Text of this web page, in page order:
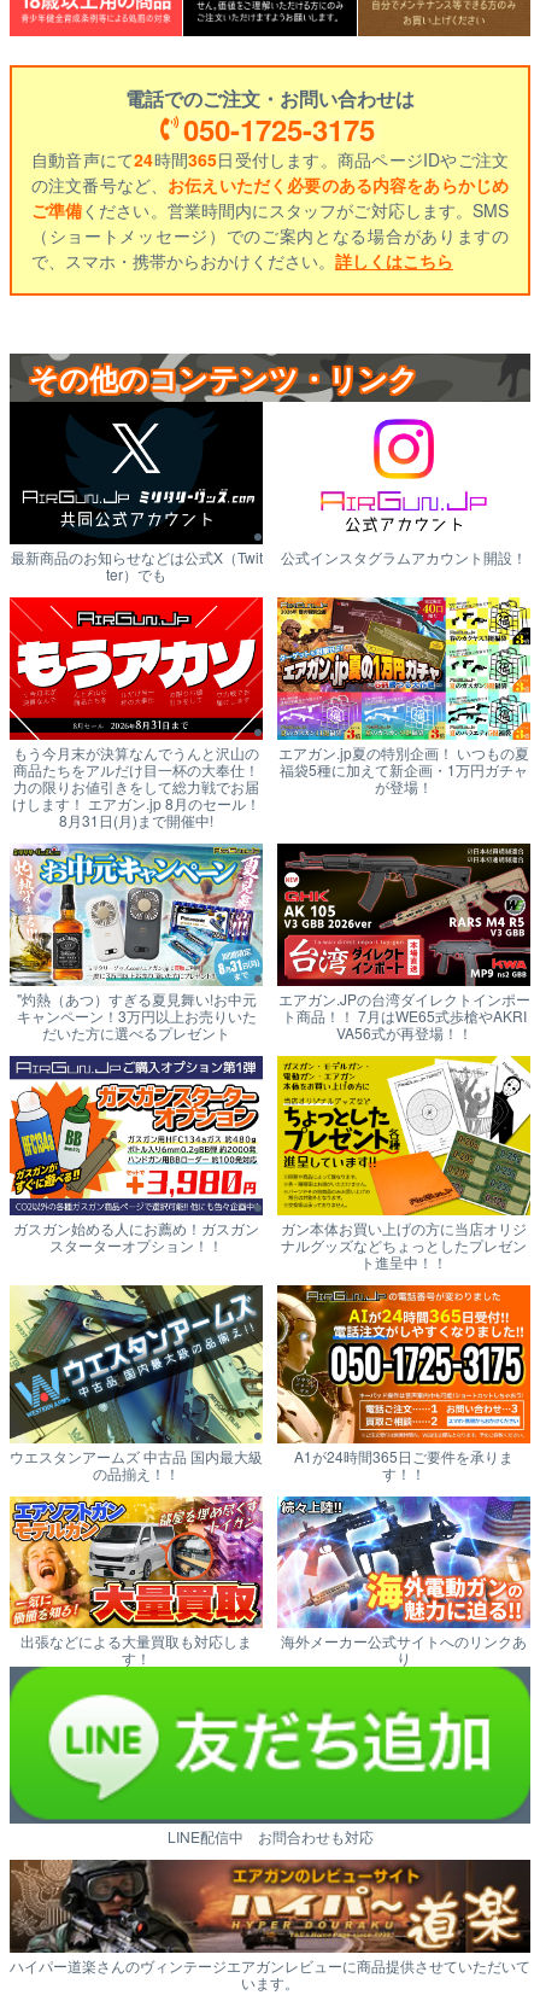
電話でのご注文・お問い合わせは
050-1725-3175
自動音声にて24時間365日受付します。商品ページIDやご注文
の注文番号など、 お伝えいただく必要のある内容をあらかじめ
ご準備ください。営業時間内にスタッフがご対応します。SMS
（ショートメッセージ）でのご案内となる場合がありますの
で、スマホ・携帯からおかけください。 詳しくはこちら
その他のコンテンツ・リンク
最新商品のお知らせなどは公式X（Twit
ter）でも
公式インスタグラムアカウント開設！
もう今月末が決算なんでうんと沢山の
商品たちをアルだけ目一杯の大奉仕！
力の限りお値引きをして総力戦でお届
けします！ エアガン.jp 8月のセール！
8月31日(月)まで開催中!
エアガン.jp夏の特別企画！ いつもの夏
福袋5種に加えて新企画・1万円ガチャ
が登場！
"灼熱（あつ）すぎる夏見舞い!お中元
キャンペーン！3万円以上お売りいた
だいた方に選べるプレゼント
エアガン.JPの台湾ダイレクトインポー
ト商品！！ 7月はWE65式歩槍やAKRI
VA56式が再登場！！
ガスガン始める人にお薦め！ガスガン
スターターオプション！！
ガン本体お買い上げの方に当店オリジ
ナルグッズなどちょっとしたプレゼン
ト進呈中！！
ウエスタンアームズ 中古品 国内最大級
の品揃え！！
A1が24時間365日ご要件を承りま
す！！
出張などによる大量買取も対応しま
す！
海外メーカー公式サイトへのリンクあ
り
LINE配信中 お問合わせも対応
ハイパー道楽さんのヴィンテージエアガンレビューに商品提供させていただいて
います。